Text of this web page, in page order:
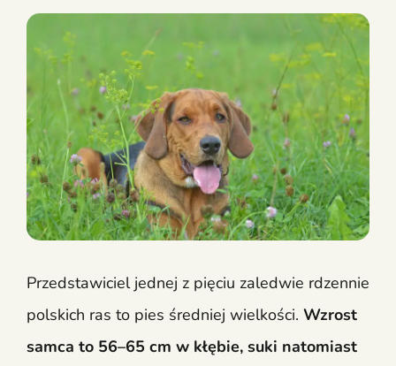
Przedstawiciel jednej z pięciu zaledwie rdzennie
polskich ras to pies średniej wielkości. Wzrost
samca to 56–65 cm w kłębie, suki natomiast